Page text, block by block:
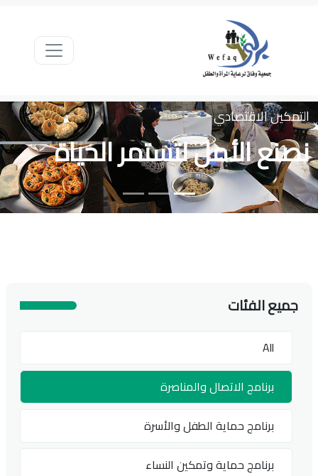
التمكين الاقتصادي
نصنع الأمل لتستمر الحياة
جميع الفئات
All
برنامج الاتصال والمناصرة
برنامج حماية الطفل والأسرة
برنامج حماية وتمكين النساء